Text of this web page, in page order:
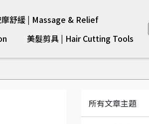
舒緩 | Massage & Relief
美髮剪具 | Hair Cutting Tools
所有文章主題